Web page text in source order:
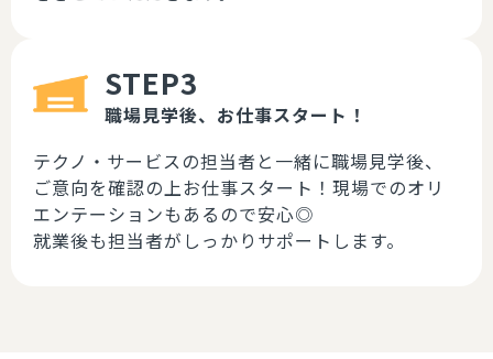
STEP3
職場見学後、 お仕事スタート！
テクノ・サービスの担当者と一緒に職場見学後、
ご意向を確認の上お仕事スタート！現場でのオリ
エンテーションもあるので安心◎
就業後も担当者がしっかりサポートします。